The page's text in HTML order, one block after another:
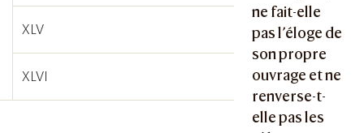
ne fait-elle
pas l’éloge de
son propre
ouvrage et ne
renverse-t-
elle pas les
XLV
XLVI